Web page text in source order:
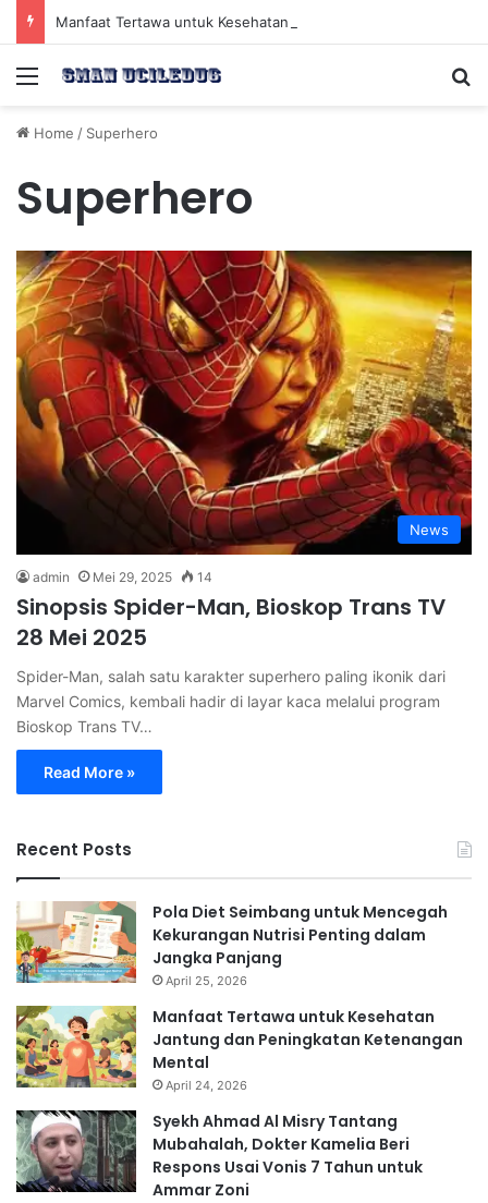
Menu
Home / Superhero
Superhero
News
admin Mei 29, 2025 14
Sinopsis Spider-Man, Bioskop Trans TV
28 Mei 2025
Spider-Man, salah satu karakter superhero paling ikonik dari
Marvel Comics, kembali hadir di layar kaca melalui program
Bioskop Trans TV…
Read More »
Recent Posts
Pola Diet Seimbang untuk Mencegah
Kekurangan Nutrisi Penting dalam
Jangka Panjang
April 25, 2026
Manfaat Tertawa untuk Kesehatan
Jantung dan Peningkatan Ketenangan
Mental
April 24, 2026
Syekh Ahmad Al Misry Tantang
Mubahalah, Dokter Kamelia Beri
Respons Usai Vonis 7 Tahun untuk
Ammar Zoni